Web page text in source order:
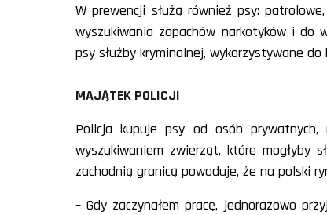
W prewencji służą również psy:
wyszukiwania zapachów narkotyków i do
psy służby kryminalnej, wykorzystywane do
MAJĄTEK POLICJI
Policja kupuje psy od osób
wyszukiwaniem zwierząt, które mogłyby
zachodnią granicą powoduje, że na polski
– Gdy zaczynałem pracę, jednorazowo